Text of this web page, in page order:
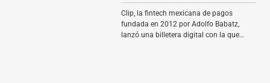
Clip, la fintech mexicana de pagos
fundada en 2012 por Adolfo Babatz,
lanzó una billetera digital con la que